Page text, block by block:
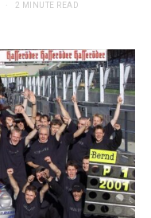
2 MINUTE READ